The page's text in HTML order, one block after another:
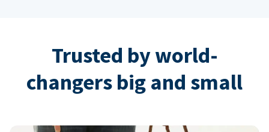
Trusted by world-
changers big and small